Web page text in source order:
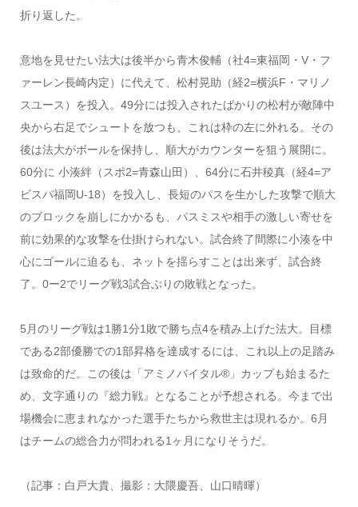
折り返した。
意地を見せたい法大は後半から青木俊輔（社4=東福岡・V・フ
ァーレン長崎内定）に代えて、松村晃助（経2=横浜F・マリノ
スユース）を投入。49分には投入されたばかりの松村が敵陣中
央から右足でシュートを放つも、これは枠の左に外れる。その
後は法大がボールを保持し、順大がカウンターを狙う展開に。
60分に 小湊絆（スポ2=青森山田）、64分に石井稜真（経4=ア
ビスパ福岡U-18）を投入し、長短のパスを生かした攻撃で順大
のブロックを崩しにかかるも、パスミスや相手の激しい寄せを
前に効果的な攻撃を仕掛けられない。試合終了間際に小湊を中
心にゴールに迫るも、ネットを揺らすことは出来ず、試合終
了。0ー2でリーグ戦3試合ぶりの敗戦となった。
5月のリーグ戦は1勝1分1敗で勝ち点4を積み上げた法大。目標
である2部優勝での1部昇格を達成するには、これ以上の足踏み
は致命的だ。この後は「アミノバイタル®」カップも始まるた
め、文字通りの『総力戦』となることが予想される。今まで出
場機会に恵まれなかった選手たちから救世主は現れるか。6月
はチームの総合力が問われる1ヶ月になりそうだ。
（記事：白戸大貴、撮影：大隈慶吾、山口晴暉）